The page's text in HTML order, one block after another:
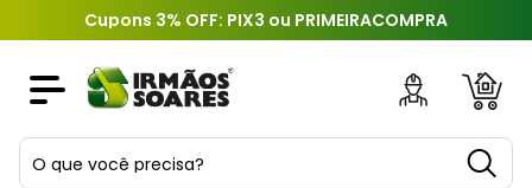
Cupons 3% OFF: PIX3 ou PRIMEIRACOMPRA
O que você precisa?